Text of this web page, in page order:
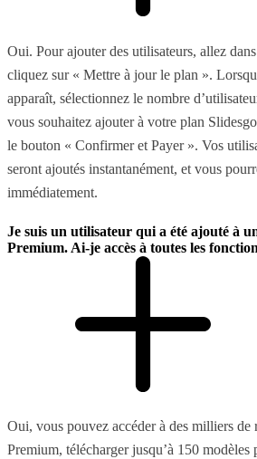
Oui. Pour ajouter des utilisateurs, allez
cliquez sur « Mettre à jour le plan ».
apparaît, sélectionnez le nombre
vous souhaitez ajouter à votre plan
le bouton « Confirmer et Payer ». Vos
seront ajoutés instantanément, et vous
immédiatement.
Je suis un utilisateur qui a été ajouté à
Premium. Ai-je accès à toutes les
Oui, vous pouvez accéder à des milliers de
Premium, télécharger jusqu’à 150 modèles